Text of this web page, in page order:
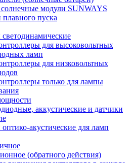
модули SUNWAYS
пуска
для высоковольтных
ламп
для низковольтных
только для лампы
аккустические и датчики
акустические для ламп
(обратного действия)